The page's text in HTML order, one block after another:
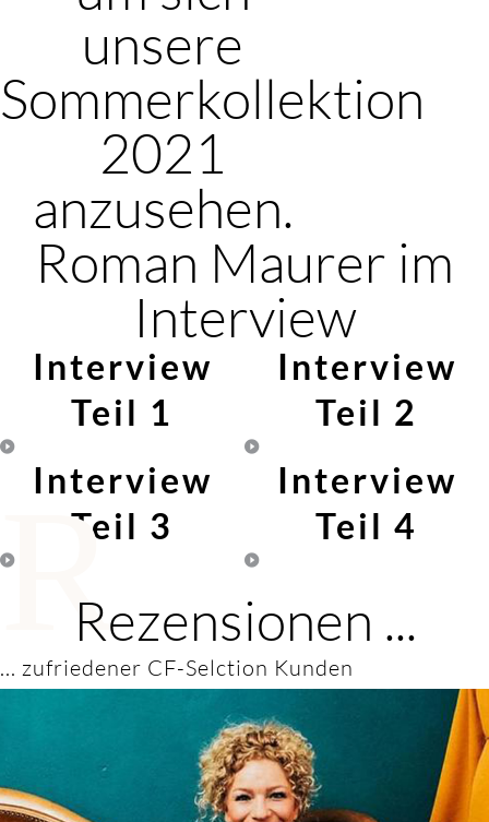
unsere
Sommerkollektion
2021
anzusehen.
Roman Maurer im
Interview
Interview
Teil 1
Interview
Teil 2
Interview
Teil 3
Interview
Teil 4
RRezensionen ...
... zufriedener CF-Selction Kunden